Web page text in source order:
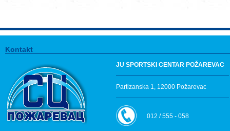
Kontakt
JU SPORTSKI CENTAR POŽAREVAC
Partizanska 1, 12000 Požarevac
012 / 555 - 058